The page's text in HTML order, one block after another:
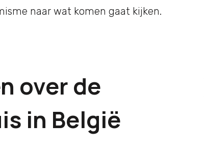
naar wat komen gaat kijken.
over de
in België